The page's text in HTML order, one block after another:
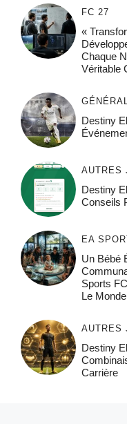
FC 27
«
Chaque
Véritable
Destiny
AUTRES
Destiny
Conseils
EA
Un Bébé
Sports
Le
AUTRES
Destiny
Carrière